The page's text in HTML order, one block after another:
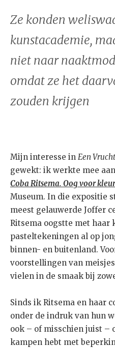
Ze konden
kunstacademie,
niet naar
omdat ze het
zouden krijgen
Mijn interesse in Een
gewekt: ik werkte mee
Coba Ritsema. Oog voor kleur
Museum. In die expositie
meest gelauwerde Joffer
Ritsema oogstte met
pasteltekeningen al op
binnen- en buitenland.
voorstellingen van
vielen in de smaak bij
Sinds ik Ritsema en haar
onder de indruk van hun
ook – of misschien juist –
kampen hebt met